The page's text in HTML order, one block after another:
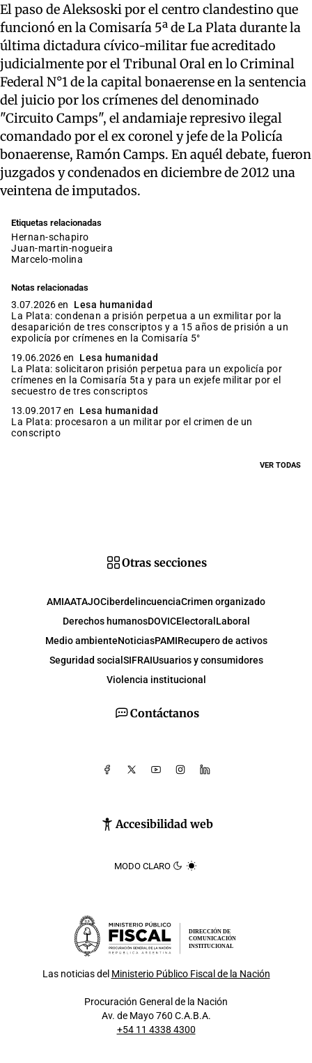
El paso de Aleksoski por el centro clandestino que
funcionó en la Comisaría 5ª de La Plata durante la
última dictadura cívico-militar fue acreditado
judicialmente por el Tribunal Oral en lo Criminal
Federal N°1 de la capital bonaerense en la sentencia
del juicio por los crímenes del denominado
"Circuito Camps", el andamiaje represivo ilegal
comandado por el ex coronel y jefe de la Policía
bonaerense, Ramón Camps. En aquél debate, fueron
juzgados y condenados en diciembre de 2012 una
veintena de imputados.
Etiquetas relacionadas
hernan-schapiro
juan-martin-nogueira
marcelo-molina
Notas relacionadas
3.07.2026 en
Lesa humanidad
La Plata: condenan a prisión perpetua a un exmilitar por la
desaparición de tres conscriptos y a 15 años de prisión a un
expolicía por crímenes en la Comisaría 5°
19.06.2026 en
Lesa humanidad
La Plata: solicitaron prisión perpetua para un expolicía por
crímenes en la Comisaría 5ta y para un exjefe militar por el
secuestro de tres conscriptos
13.09.2017 en
Lesa humanidad
La Plata: procesaron a un militar por el crimen de un
conscripto
VER TODAS
Contáctanos
Accesibilidad web
MODO CLARO
Otras secciones
AMIAATAJOCiberdelincuenciaCrimen organizado
Derechos humanosDOVICElectoralLaboral
Medio ambienteNoticiasPAMIRecupero de activos
Seguridad socialSIFRAIUsuarios y consumidores
Violencia institucional
DIRECCIÓN DE
COMUNICACIÓN
INSTITUCIONAL
Las noticias del Ministerio Público Fiscal de la Nación
Procuración General de la Nación
Av. de Mayo 760 C.A.B.A.
+54 11 4338 4300